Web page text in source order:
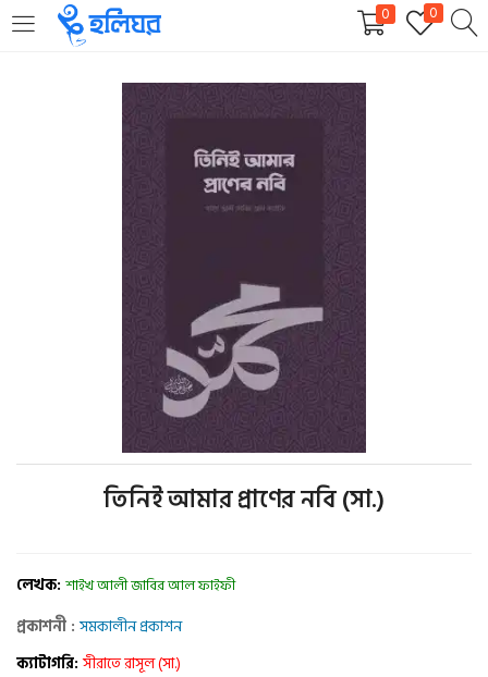
0 0
LOGIN REGISTER
Enter your username and password to login.
Remember me
Login
Lost password?
তিনিই আমার প্রাণের নবি (সা.)
লেখক: শাইখ আলী জাবির আল ফাইফী
প্রকাশনী :সমকালীন প্রকাশন
ক্যাটাগরি:সীরাতে রাসূল (সা.)